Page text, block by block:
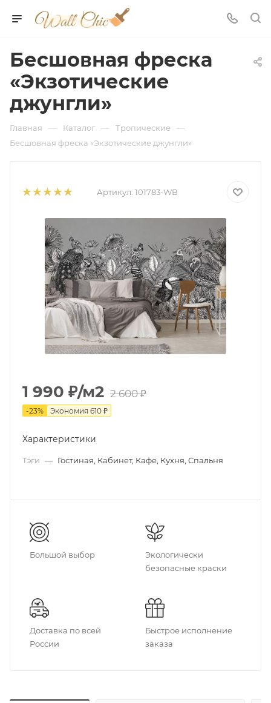
Бесшовная фреска
«Экзотические
джунгли»
Главная — Каталог — Тропические —
Бесшовная фреска «Экзотические джунгли»
Артикул: 101783-WB
1 990 ₽/м2 2 600₽
-23% Экономия 610 ₽
Характеристики
Тэги — Гостиная, Кабинет, Кафе, Кухня, Спальня
Большой выбор
Экологически
безопасные краски
Доставка по всей
России
Быстрое исполнение
заказа